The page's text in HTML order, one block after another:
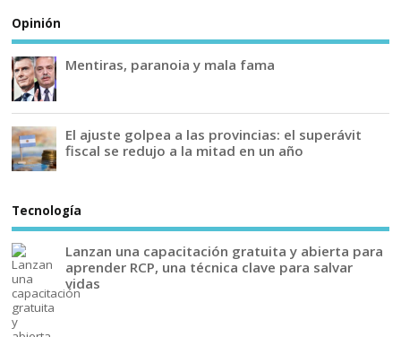
Opinión
Mentiras, paranoia y mala fama
El ajuste golpea a las provincias: el superávit
fiscal se redujo a la mitad en un año
Tecnología
Lanzan una capacitación gratuita y abierta para
aprender RCP, una técnica clave para salvar
vidas